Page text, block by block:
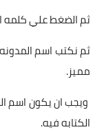
ثم الضغط علي كلمه
ثم نكتب اسم
مميز.
ويجب ان يكون اسم
الكتابه فيه.